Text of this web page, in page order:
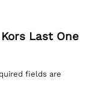
Last One
fields are